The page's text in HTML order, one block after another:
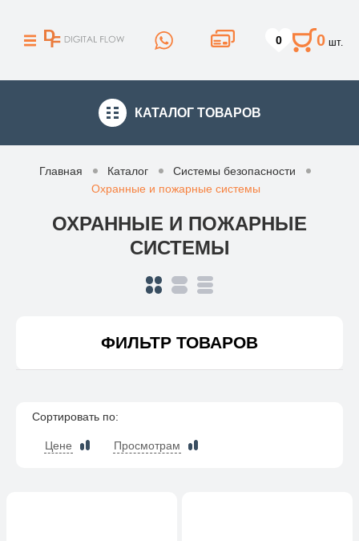
0 0 шт.
КАТАЛОГ ТОВАРОВ
Главная Каталог
Системы безопасности
Охранные и пожарные системы
ОХРАННЫЕ И ПОЖАРНЫЕ
СИСТЕМЫ
ФИЛЬТР ТОВАРОВ
Сортировать по:
Цене Просмотрам